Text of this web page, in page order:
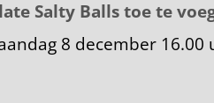
Salty Balls toe te
8 december 16.00